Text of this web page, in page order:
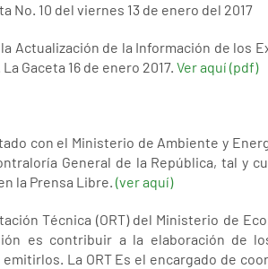
No. 10 del viernes 13 de enero del 2017
Actualización de la Información de los
Gaceta 16 de enero 2017. Ver aquí (pdf)
con el Ministerio de Ambiente y
General de la República, tal y
la Prensa Libre. (ver aquí)
Técnica (ORT) del Ministerio de
es contribuir a la elaboración de
La ORT Es el encargado de